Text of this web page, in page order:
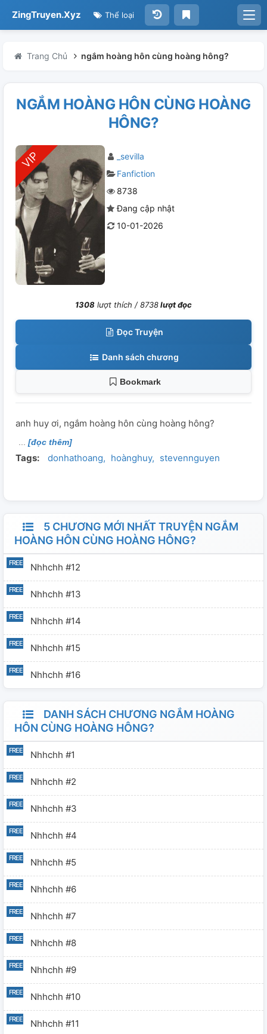
ZingTruyen.Xyz Thể loại
Trang Chủ ngắm hoàng hôn cùng hoàng hông?
NGẮM HOÀNG HÔN CÙNG HOÀNG
HÔNG?
_sevilla
Fanfiction
8738
Đang cập nhật
10-01-2026
1308 lượt thích /8738lượt đọc
Đọc Truyện
Danh sách chương
Bookmark
anh huy ơi, ngắm hoàng hôn cùng hoàng hông?
[đọc thêm]
Tags: donhathoang hoànghuy stevennguyen
5 CHƯƠNG MỚI NHẤT TRUYỆN NGẮM
HOÀNG HÔN CÙNG HOÀNG HÔNG?
Nhhchh #12
Nhhchh #13
Nhhchh #14
Nhhchh #15
Nhhchh #16
DANH SÁCH CHƯƠNG NGẮM HOÀNG
HÔN CÙNG HOÀNG HÔNG?
Nhhchh #1
Nhhchh #2
Nhhchh #3
Nhhchh #4
Nhhchh #5
Nhhchh #6
Nhhchh #7
Nhhchh #8
Nhhchh #9
Nhhchh #10
Nhhchh #11